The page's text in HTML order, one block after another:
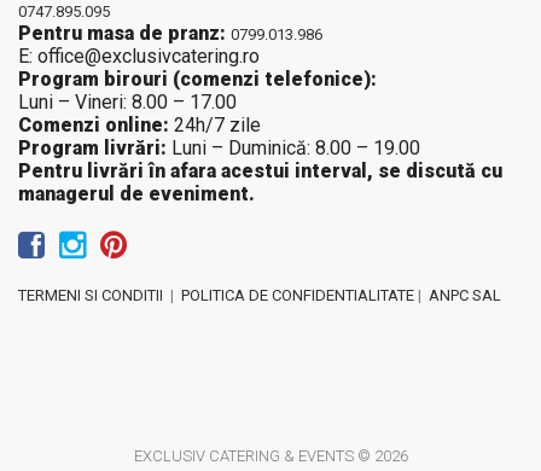
0747.895.095
Pentru masa de pranz: 0799.013.986
E: office@exclusivcatering.ro
Program birouri (comenzi telefonice):
Luni – Vineri: 8.00 – 17.00
Comenzi online: 24h/7 zile
Program livrări: Luni – Duminică: 8.00 – 19.00
Pentru livrări în afara acestui interval, se discută cu
managerul de eveniment.
TERMENI SI CONDITII | POLITICA DE CONFIDENTIALITATE | ANPC SAL
EXCLUSIV CATERING & EVENTS © 2026